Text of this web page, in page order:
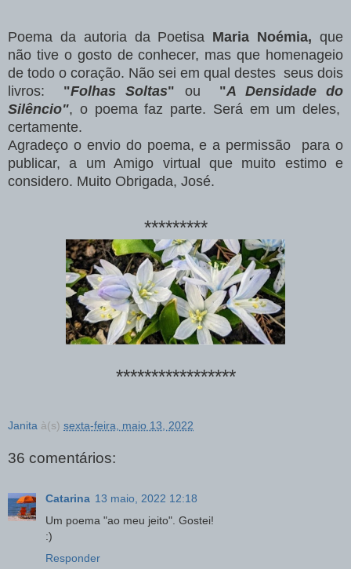
Poema da autoria da Poetisa Maria Noémia, que
não tive o gosto de conhecer, mas que homenageio
de todo o coração. Não sei em qual destes seus dois
livros: "Folhas Soltas" ou "A Densidade do
Silêncio", o poema faz parte. Será em um deles,
certamente.
Agradeço o envio do poema, e a permissão para o
publicar, a um Amigo virtual que muito estimo e
considero. Muito Obrigada, José.
*********
*****************
Janita à(s) sexta-feira, maio 13, 2022
36 comentários:
Catarina 13 maio, 2022 12:18
Um poema "ao meu jeito". Gostei!
:)
Responder